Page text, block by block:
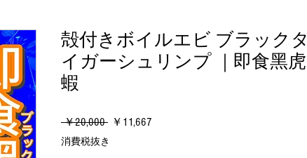
殻付きボイルエビ ブラックタ
イガーシュリンプ ｜即食黑虎
蝦
￥20,000 通￥11,667
消費税抜き